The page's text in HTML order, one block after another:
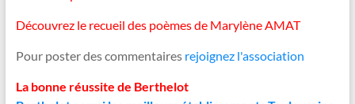
Découvrez le recueil des poèmes de Marylène AMAT
Pour poster des commentaires rejoignez l'association
La bonne réussite de Berthelot